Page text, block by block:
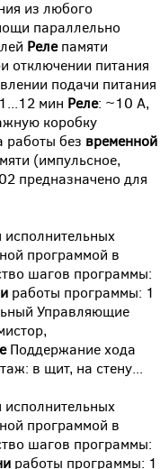
из любого
параллельно
Релепамяти
отключении питания
подачи питания
мин Реле: ~10 А,
коробку
работы без временной
(импульсное,
предназначено для
программой в
шагов программы:
работы программы: 1
Управляющие
Поддержание хода
в щит, на стену...
программой в
шагов программы:
работы программы: 1